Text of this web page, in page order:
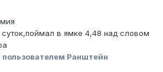
в ямке 4,48 над словом
пользователем Ранштейн